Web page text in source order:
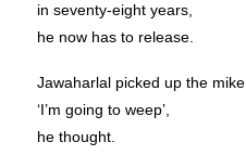
in seventy-eight years,
he now has to release.
Jawaharlal picked up the mike.
‘I’m going to weep’,
he thought.